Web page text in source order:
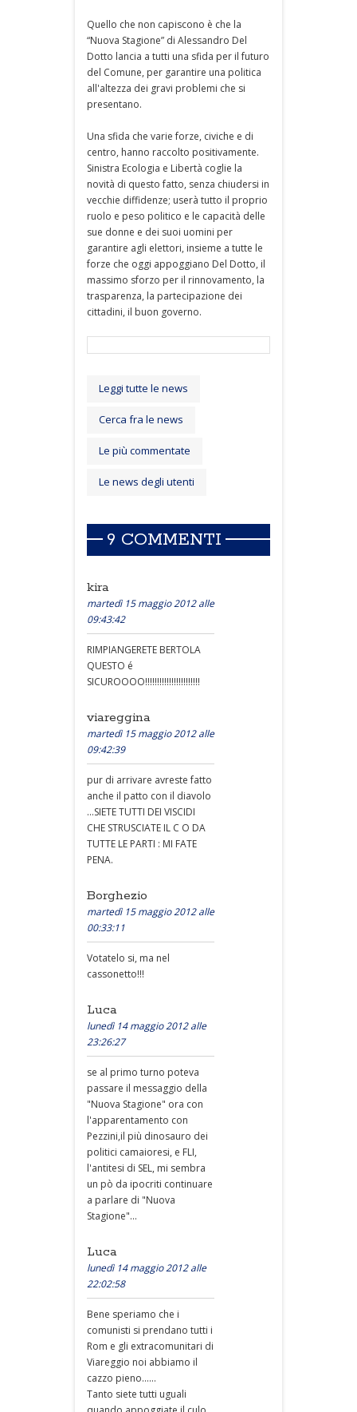
Quello che non capiscono è che la
“Nuova Stagione” di Alessandro Del
Dotto lancia a tutti una sfida per il futuro
del Comune, per garantire una politica
all'altezza dei gravi problemi che si
presentano.
Una sfida che varie forze, civiche e di
centro, hanno raccolto positivamente.
Sinistra Ecologia e Libertà coglie la
novità di questo fatto, senza chiudersi in
vecchie diffidenze; userà tutto il proprio
ruolo e peso politico e le capacità delle
sue donne e dei suoi uomini per
garantire agli elettori, insieme a tutte le
forze che oggi appoggiano Del Dotto, il
massimo sforzo per il rinnovamento, la
trasparenza, la partecipazione dei
cittadini, il buon governo.
Leggi tutte le news
Cerca fra le news
Le più commentate
Le news degli utenti
9 COMMENTI
kira
martedì 15 maggio 2012 alle
09:43:42
RIMPIANGERETE BERTOLA
QUESTO é
SICUROOOO!!!!!!!!!!!!!!!!!!!!!!!
viareggina
martedì 15 maggio 2012 alle
09:42:39
pur di arrivare avreste fatto
anche il patto con il diavolo
...SIETE TUTTI DEI VISCIDI
CHE STRUSCIATE IL C O DA
TUTTE LE PARTI : MI FATE
PENA.
Borghezio
martedì 15 maggio 2012 alle
00:33:11
Votatelo si, ma nel
cassonetto!!!
Luca
lunedì 14 maggio 2012 alle
23:26:27
se al primo turno poteva
passare il messaggio della
"Nuova Stagione" ora con
l'apparentamento con
Pezzini,il più dinosauro dei
politici camaioresi, e FLI,
l'antitesi di SEL, mi sembra
un pò da ipocriti continuare
a parlare di "Nuova
Stagione"...
Luca
lunedì 14 maggio 2012 alle
22:02:58
Bene speriamo che i
comunisti si prendano tutti i
Rom e gli extracomunitari di
Viareggio noi abbiamo il
cazzo pieno......
Tanto siete tutti uguali